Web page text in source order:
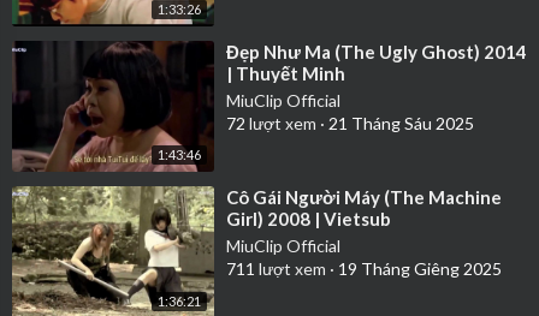
1:33:26
1:43:46
⁣Đẹp Như Ma (The Ugly Ghost) 2014
| Thuyết Minh
MiuClip Official
72 lượt xem · 21 Tháng Sáu 2025
1:36:21
⁣Cô Gái Người Máy (The Machine
Girl) 2008 | Vietsub
MiuClip Official
711 lượt xem · 19 Tháng Giêng 2025